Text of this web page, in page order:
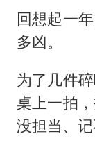
回想起一
多凶。
为了几件
桌上一拍
没担当、记